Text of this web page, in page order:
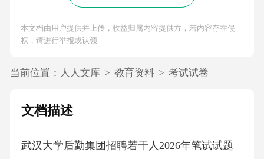
本文档由用户提供并上传，收益归属内容提供方，若内容存在侵
权，请进行举报或认领
当前位置： 人人文库 > 教育资料 > 考试试卷
文档描述
武汉大学后勤集团招聘若干人2026年笔试试题